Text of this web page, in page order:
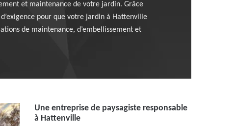
et maintenance de votre jardin. Grâce
pour que votre jardin à Hattenville
de maintenance, d’embellissement et
Une entreprise de paysagiste responsable
à Hattenville